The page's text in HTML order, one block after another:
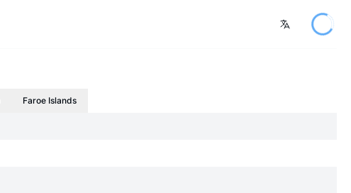
Faroe Islands